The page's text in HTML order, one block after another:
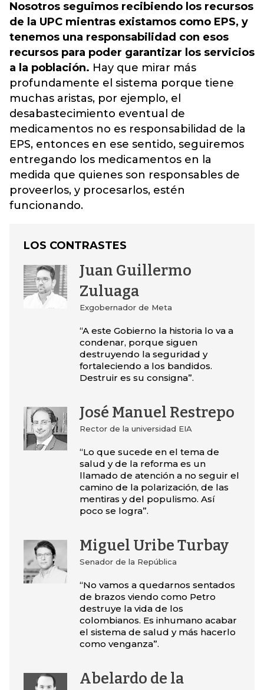
Nosotros seguimos recibiendo los recursos
de la UPC mientras existamos como EPS, y
tenemos una responsabilidad con esos
recursos para poder garantizar los servicios
a la población. Hay que mirar más
profundamente el sistema porque tiene
muchas aristas, por ejemplo, el
desabastecimiento eventual de
medicamentos no es responsabilidad de la
EPS, entonces en ese sentido, seguiremos
entregando los medicamentos en la
medida que quienes son responsables de
proveerlos, y procesarlos, estén
funcionando.
LOS CONTRASTES
Juan Guillermo
Zuluaga
Exgobernador de Meta
“A este Gobierno la historia lo va a
condenar, porque siguen
destruyendo la seguridad y
fortaleciendo a los bandidos.
Destruir es su consigna”.
José Manuel Restrepo
Rector de la universidad EIA
“Lo que sucede en el tema de
salud y de la reforma es un
llamado de atención a no seguir el
camino de la polarización, de las
mentiras y del populismo. Así
poco se logra”.
Miguel Uribe Turbay
Senador de la República
“No vamos a quedarnos sentados
de brazos viendo como Petro
destruye la vida de los
colombianos. Es inhumano acabar
el sistema de salud y más hacerlo
como venganza”.
Abelardo de la